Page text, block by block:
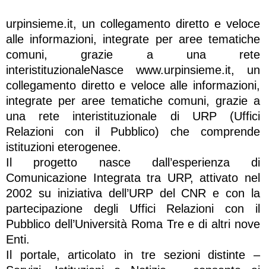
urpinsieme.it, un collegamento diretto e veloce
alle informazioni, integrate per aree tematiche
comuni, grazie a una rete
interistituzionaleNasce www.urpinsieme.it, un
collegamento diretto e veloce alle informazioni,
integrate per aree tematiche comuni, grazie a
una rete interistituzionale di URP (Uffici
Relazioni con il Pubblico) che comprende
istituzioni eterogenee.
Il progetto nasce dall’esperienza di
Comunicazione Integrata tra URP, attivato nel
2002 su iniziativa dell’URP del CNR e con la
partecipazione degli Uffici Relazioni con il
Pubblico dell’Università Roma Tre e di altri nove
Enti.
Il portale, articolato in tre sezioni distinte –